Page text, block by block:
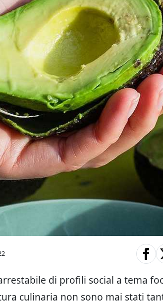
di profili social a tema
culinaria non sono mai stati